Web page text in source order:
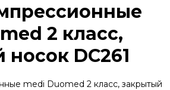
2 класс,
DC261